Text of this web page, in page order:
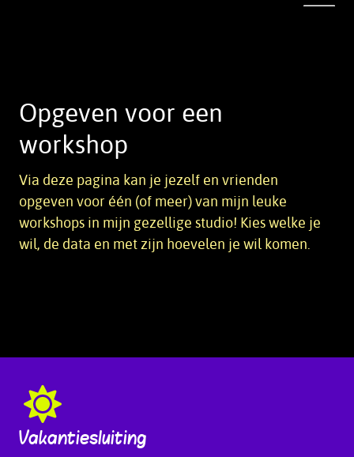
Opgeven voor een
workshop
Via deze pagina kan je jezelf en vrienden
opgeven voor één (of meer) van mijn leuke
workshops in mijn gezellige studio! Kies welke je
wil, de data en met zijn hoevelen je wil komen.
Vakantiesluiting